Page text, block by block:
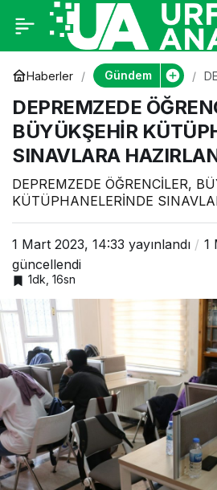
Haberler Gündem
DEPREMZEDE
BÜYÜKŞEHİR
SINAVLARA
DEPREMZEDE ÖĞRENCİLER,
KÜTÜPHANELERİNDE
1 Mart 2023, 14:33 yayınlandı
1
güncellendi
1dk, 16sn
DEPREMZEDE
ÖĞRENCİLER,
BÜYÜKŞEHİR
KÜTÜPHANELERİNDE
SINAVLARA
HAZIRLANIYOR